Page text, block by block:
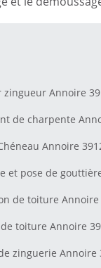
zingueur Annoire
de charpente
Annoire
et pose de
de toiture Annoire
toiture Annoire
zinguerie Annoire